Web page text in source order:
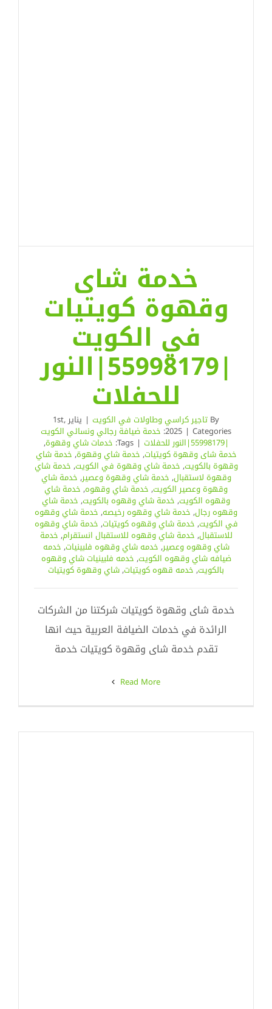
خدمة شاى
وقهوة كويتيات
في الكويت
|55998179|النور
للحفلات
By تاجير كراسي وطاولات في الكويت | يناير 1st,
2025 | Categories: خدمة ضيافة رجالي ونسائي الكويت
|55998179|النور للحفلات |
Tags: خدمات شاي وقهوة,
خدمة شاى وقهوة كويتيات, خدمة شاي وقهوة, خدمة شاي
وقهوة بالكويت, خدمة شاي وقهوة في الكويت, خدمة شاي
وقهوة لاستقبال, خدمة شاي وقهوة وعصير, خدمة شاي
وقهوة وعصير الكويت, خدمة شاي وقهوه, خدمة شاي
وقهوه الكويت, خدمة شاي وقهوه بالكويت, خدمة شاي
وقهوه رجال, خدمة شاي وقهوه رخيصه, خدمة شاي وقهوه
في الكويت, خدمة شاي وقهوه كويتيات, خدمة شاي وقهوه
للاستقبال, خدمة شاي وقهوه للاستقبال انستقرام, خدمة
شاي وقهوه وعصير,خدمه شاي وقهوه فلبينيات, خدمه
ضيافه شاي وقهوه الكويت, خدمه فلبينيات شاي وقهوه
بالكويت,خدمه قهوه كويتيات,شاي وقهوة كويتيات
خدمة شاى وقهوة كويتيات شركتنا من الشركات
الرائدة في خدمات الضيافة العربية حيث انها
تقدم خدمة شاى وقهوة كويتيات خدمة
Read More